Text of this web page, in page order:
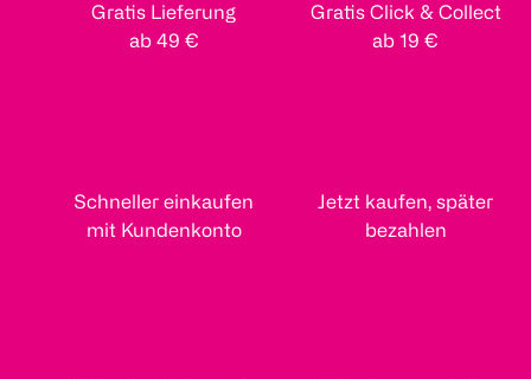
Gratis Lieferung
ab 49 €
Gratis Click & Collect
ab 19 €
Schneller einkaufen
mit Kundenkonto
Jetzt kaufen, später
bezahlen